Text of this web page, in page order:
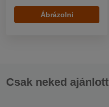
Ábrázolni
Csak neked ajánlott